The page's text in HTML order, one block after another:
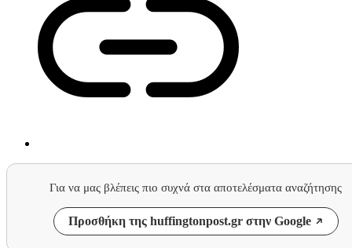
Για να μας βλέπεις πιο συχνά στα αποτελέσματα αναζήτησης
Προσθήκη της huffingtonpost.gr στην Google